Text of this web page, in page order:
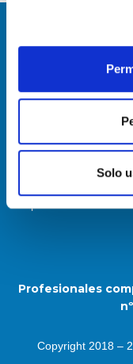
Solo
Política de Cookies
Profesionales
Copyright 2018 –